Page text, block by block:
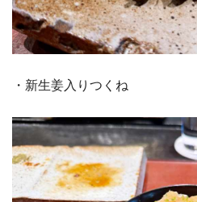
・新生姜入りつくね